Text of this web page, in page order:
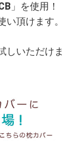
」を使用！
頂けます。
しいただけま